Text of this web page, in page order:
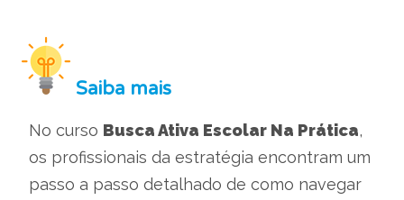
Saiba mais
No curso Busca Ativa Escolar Na Prática,
os profissionais da estratégia encontram um
passo a passo detalhado de como navegar